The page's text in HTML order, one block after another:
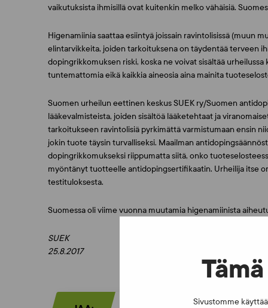
Sivustomme
vaikutuksista ihmisillä ovat kuitenkin melko vähäisiä.
Higenamiinia saattaa esiintyä joissain ravintolisissä (muun
elintarvikkeita, joiden tarkoituksena on täydentää terveen
dopingrikkomuksen riski, koska ne voivat sisältää
tuntemattomia eikä kaikkia aineosia aina mainita
Suomen urheilun eettinen keskus SUEK ry/Suomen
lääkevalmisteista, joiden sisältöä lääketehtaat ja
tarkoitukseen ravintolisiä pyrkimättä varmistumaan ensin
jokin tuote täysin turvalliseksi. Maailman
dopingrikkomukseksi riippumatta siitä, onko
myöntänyt tuotteelle antidopingsertifikaatin. Urheilija itse
testituloksesta.
Suomessa oli viime vuonna muutamia higenamiinista
SUEK
25.8.2017